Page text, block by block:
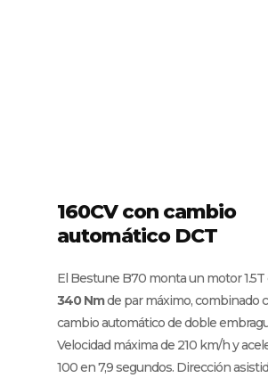
160CV con cambio
automático DCT
El Bestune B70 monta un motor 1.5T
340 Nmde par máximo, combinado
cambio automático de doble
Velocidad máxima de 210 km/h y
100 en 7,9 segundos. Dirección